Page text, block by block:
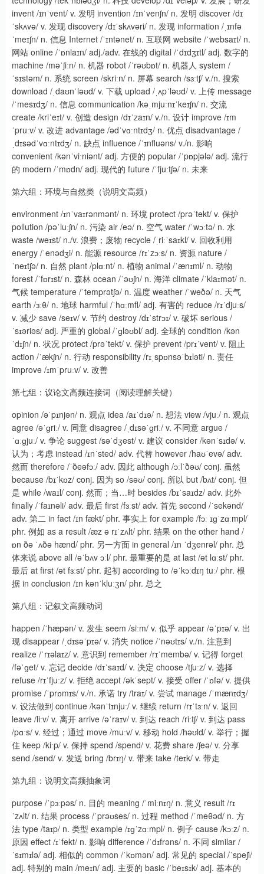
invent /ɪnˈvent/ v. 发明 invention /ɪnˈvenʃn/ n. 发明 discover /dɪ
ˈskʌvə/ v. 发现 discovery /dɪˈskʌvəri/ n. 发现 information /ˌɪnfə
ˈmeɪʃn/ n. 信息 Internet /ˈɪntənet/ n. 互联网 website /ˈwebsaɪt/ n.
网站 online /ˈɒnlaɪn/ adj./adv. 在线的 digital /ˈdɪdʒɪtl/ adj. 数字的
machine /məˈʃiːn/ n. 机器 robot /ˈrəʊbɒt/ n. 机器人 system /
ˈsɪstəm/ n. 系统 screen /skriːn/ n. 屏幕 search /sɜːtʃ/ v./n. 搜索
download /ˌdaʊnˈləʊd/ v. 下载 upload /ˌʌpˈləʊd/ v. 上传 message
/ˈmesɪdʒ/ n. 信息 communication /kəˌmjuːnɪˈkeɪʃn/ n. 交流
create /kriˈeɪt/ v. 创造 design /dɪˈzaɪn/ v./n. 设计 improve /ɪm
ˈpruːv/ v. 改进 advantage /ədˈvɑːntɪdʒ/ n. 优点 disadvantage /
ˌdɪsədˈvɑːntɪdʒ/ n. 缺点 influence /ˈɪnfluəns/ v./n. 影响
convenient /kənˈviːniənt/ adj. 方便的 popular /ˈpɒpjələ/ adj. 流行
的 modern /ˈmɒdn/ adj. 现代的 future /ˈfjuːtʃə/ n. 未来
第六组：环境与自然类（说明文高频）
environment /ɪnˈvaɪrənmənt/ n. 环境 protect /prəˈtekt/ v. 保护
pollution /pəˈluːʃn/ n. 污染 air /eə/ n. 空气 water /ˈwɔːtə/ n. 水
waste /weɪst/ n./v. 浪费；废物 recycle /ˌriːˈsaɪkl/ v. 回收利用
energy /ˈenədʒi/ n. 能源 resource /rɪˈzɔːs/ n. 资源 nature /
ˈneɪtʃə/ n. 自然 plant /plɑːnt/ n. 植物 animal /ˈænɪml/ n. 动物
forest /ˈfɒrɪst/ n. 森林 ocean /ˈəʊʃn/ n. 海洋 climate /ˈklaɪmət/ n.
气候 temperature /ˈtemprətʃə/ n. 温度 weather /ˈweðə/ n. 天气
earth /ɜːθ/ n. 地球 harmful /ˈhɑːmfl/ adj. 有害的 reduce /rɪˈdjuːs/
v. 减少 save /seɪv/ v. 节约 destroy /dɪˈstrɔɪ/ v. 破坏 serious /
ˈsɪəriəs/ adj. 严重的 global /ˈɡləʊbl/ adj. 全球的 condition /kən
ˈdɪʃn/ n. 状况 protect /prəˈtekt/ v. 保护 prevent /prɪˈvent/ v. 阻止
action /ˈækʃn/ n. 行动 responsibility /rɪˌspɒnsəˈbɪləti/ n. 责任
improve /ɪmˈpruːv/ v. 改善
第七组：议论文高频连接词（阅读理解关键）
opinion /əˈpɪnjən/ n. 观点 idea /aɪˈdɪə/ n. 想法 view /vjuː/ n. 观点
agree /əˈɡriː/ v. 同意 disagree /ˌdɪsəˈɡriː/ v. 不同意 argue /
ˈɑːɡjuː/ v. 争论 suggest /səˈdʒest/ v. 建议 consider /kənˈsɪdə/ v.
认为；考虑 instead /ɪnˈsted/ adv. 代替 however /haʊˈevə/ adv.
然而 therefore /ˈðeəfɔː/ adv. 因此 although /ɔːlˈðəʊ/ conj. 虽然
because /bɪˈkɒz/ conj. 因为 so /səʊ/ conj. 所以 but /bʌt/ conj. 但
是 while /waɪl/ conj. 然而；当…时 besides /bɪˈsaɪdz/ adv. 此外
finally /ˈfaɪnəli/ adv. 最后 first /fɜːst/ adv. 首先 second /ˈsekənd/
adv. 第二 in fact /ɪn fækt/ phr. 事实上 for example /fɔː ɪɡˈzɑːmpl/
phr. 例如 as a result /æz ə rɪˈzʌlt/ phr. 结果 on the other hand /
ɒn ðə ˈʌðə hænd/ phr. 另一方面 in general /ɪn ˈdʒenrəl/ phr. 总
体来说 above all /əˈbʌv ɔːl/ phr. 最重要的是 at last /ət lɑːst/ phr.
最后 at first /ət fɜːst/ phr. 起初 according to /əˈkɔːdɪŋ tuː/ phr. 根
据 in conclusion /ɪn kənˈkluːʒn/ phr. 总之
第八组：记叙文高频动词
happen /ˈhæpən/ v. 发生 seem /siːm/ v. 似乎 appear /əˈpɪə/ v. 出
现 disappear /ˌdɪsəˈpɪə/ v. 消失 notice /ˈnəʊtɪs/ v./n. 注意到
realize /ˈrɪəlaɪz/ v. 意识到 remember /rɪˈmembə/ v. 记得 forget
/fəˈɡet/ v. 忘记 decide /dɪˈsaɪd/ v. 决定 choose /tʃuːz/ v. 选择
refuse /rɪˈfjuːz/ v. 拒绝 accept /əkˈsept/ v. 接受 offer /ˈɒfə/ v. 提供
promise /ˈprɒmɪs/ v./n. 承诺 try /traɪ/ v. 尝试 manage /ˈmænɪdʒ/
v. 设法做到 continue /kənˈtɪnjuː/ v. 继续 return /rɪˈtɜːn/ v. 返回
leave /liːv/ v. 离开 arrive /əˈraɪv/ v. 到达 reach /riːtʃ/ v. 到达 pass
/pɑːs/ v. 经过；通过 move /muːv/ v. 移动 hold /həʊld/ v. 举行；握
住 keep /kiːp/ v. 保持 spend /spend/ v. 花费 share /ʃeə/ v. 分享
send /send/ v. 发送 bring /brɪŋ/ v. 带来 take /teɪk/ v. 带走
第九组：说明文高频抽象词
purpose /ˈpɜːpəs/ n. 目的 meaning /ˈmiːnɪŋ/ n. 意义 result /rɪ
ˈzʌlt/ n. 结果 process /ˈprəʊses/ n. 过程 method /ˈmeθəd/ n. 方
法 type /taɪp/ n. 类型 example /ɪɡˈzɑːmpl/ n. 例子 cause /kɔːz/ n.
原因 effect /ɪˈfekt/ n. 影响 difference /ˈdɪfrəns/ n. 不同 similar /
ˈsɪmɪlə/ adj. 相似的 common /ˈkɒmən/ adj. 常见的 special /ˈspeʃl/
adj. 特别的 main /meɪn/ adj. 主要的 basic /ˈbeɪsɪk/ adj. 基本的